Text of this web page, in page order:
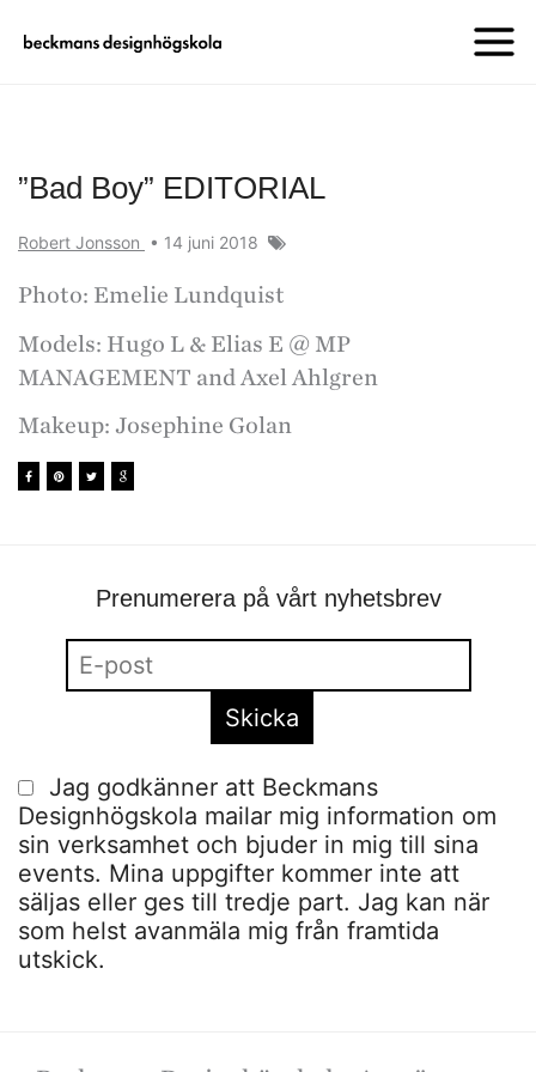
”Bad Boy” EDITORIAL
Robert Jonsson • 14 juni 2018
Photo: Emelie Lundquist
Models: Hugo L & Elias E @ MP
MANAGEMENT and Axel Ahlgren
Makeup: Josephine Golan
Prenumerera på vårt nyhetsbrev
Jag godkänner att Beckmans
Designhögskola mailar mig information om
sin verksamhet och bjuder in mig till sina
events. Mina uppgifter kommer inte att
säljas eller ges till tredje part. Jag kan när
som helst avanmäla mig från framtida
utskick.